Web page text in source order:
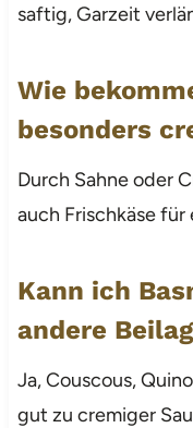
saftig, Garzeit
Wie
besonders
Durch Sahne oder
auch Frischkäse
Kann ich
andere
Ja, Couscous,
gut zu cremiger